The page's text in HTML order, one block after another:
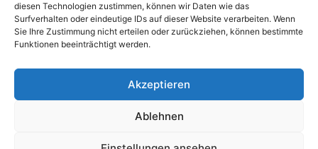
diesen Technologien zustimmen, können wir Daten wie das
Surfverhalten oder eindeutige IDs auf dieser Website verarbeiten. Wenn
Sie Ihre Zustimmung nicht erteilen oder zurückziehen, können bestimmte
Funktionen beeinträchtigt werden.
Akzeptieren
Ablehnen
auch wieder mehr Energie als in den vorherigen
Wochen.